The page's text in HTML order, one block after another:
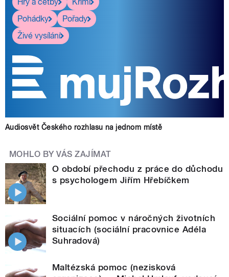
Pohádky
Pořady
Živé vysílání
Audiosvět Českého rozhlasu na jednom místě
MOHLO BY VÁS ZAJÍMAT
O období přechodu z práce do důchodu
s psychologem Jiřím Hřebíčkem
Sociální pomoc v náročných životních
situacích (sociální pracovnice Adéla
Suhradová)
Maltézská pomoc (nezisková